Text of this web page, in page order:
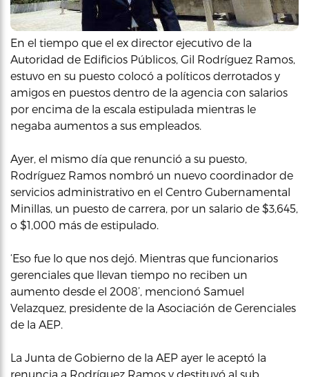
En el tiempo que el ex director ejecutivo de la
Autoridad de Edificios Públicos, Gil Rodríguez Ramos,
estuvo en su puesto colocó a políticos derrotados y
amigos en puestos dentro de la agencia con salarios
por encima de la escala estipulada mientras le
negaba aumentos a sus empleados.
Ayer, el mismo día que renunció a su puesto,
Rodríguez Ramos nombró un nuevo coordinador de
servicios administrativo en el Centro Gubernamental
Minillas, un puesto de carrera, por un salario de $3,645,
o $1,000 más de estipulado.
‘Eso fue lo que nos dejó. Mientras que funcionarios
gerenciales que llevan tiempo no reciben un
aumento desde el 2008’, mencionó Samuel
Velazquez, presidente de la Asociación de Gerenciales
de la AEP.
La Junta de Gobierno de la AEP ayer le aceptó la
renuncia a Rodríguez Ramos y destituyó al sub